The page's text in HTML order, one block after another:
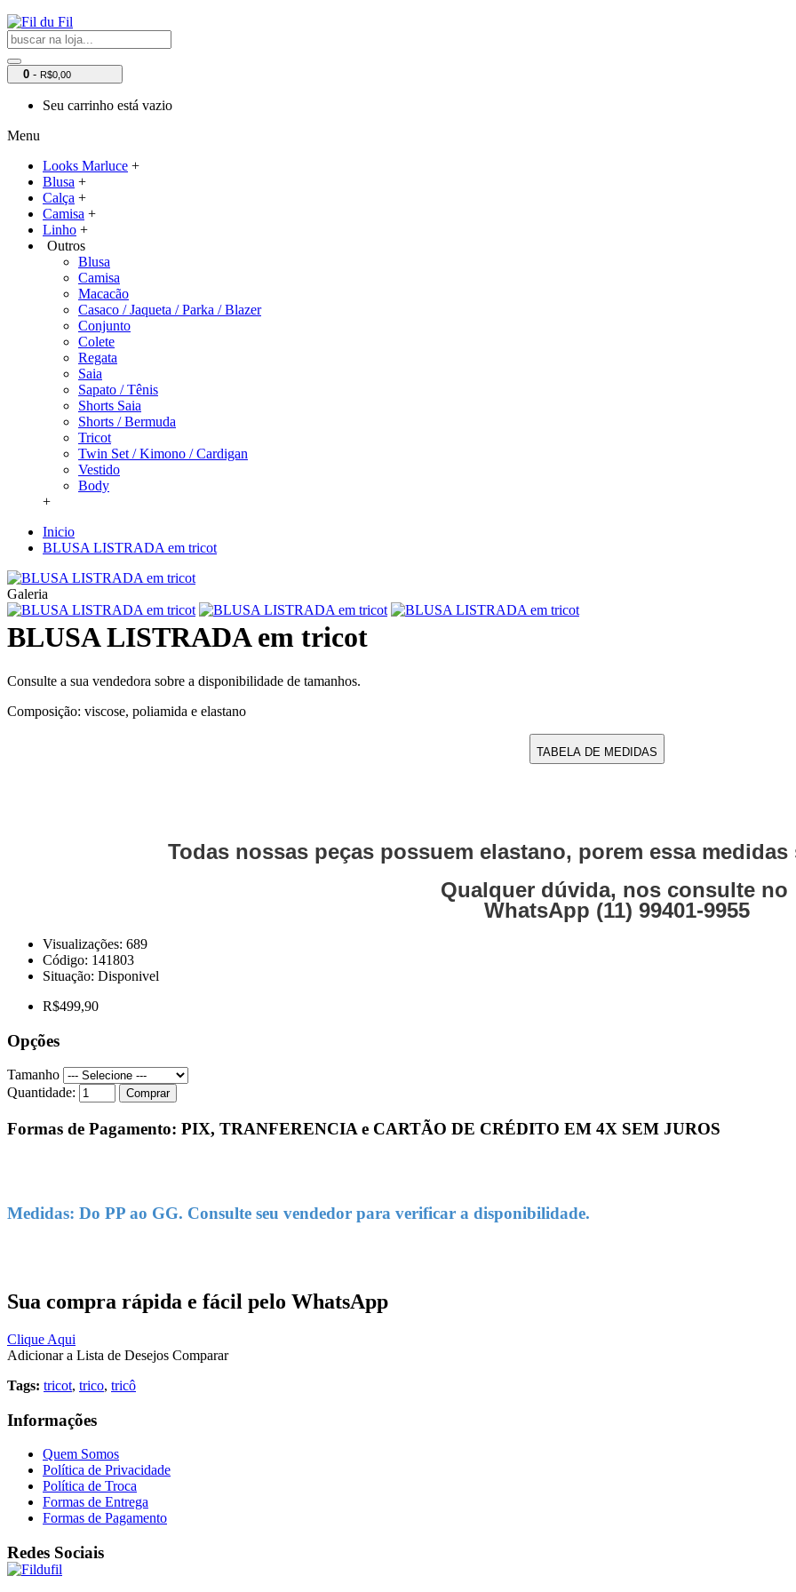
0 - R$0,00
Seu carrinho está vazio
Menu
Looks Marluce +
Blusa +
Calça +
Camisa +
Linho +
Outros
Blusa
Camisa
Macacão
Casaco / Jaqueta / Parka / Blazer
Conjunto
Colete
Regata
Saia
Sapato / Tênis
Shorts Saia
Shorts / Bermuda
Tricot
Twin Set / Kimono / Cardigan
Vestido
Body
+
Inicio
BLUSA LISTRADA em tricot
Galeria
BLUSA LISTRADA em tricot
Consulte a sua vendedora sobre a disponibilidade de tamanhos.
Composição: viscose, poliamida e elastano
TABELA DE MEDIDAS
Todas nossas peças possuem elastano, porem essa
Qualquer dúvida, nos consulte no
WhatsApp (11) 99401-9955
Visualizações: 689
Código: 141803
Situação: Disponivel
R$499,90
Opções
Tamanho
Quantidade:
Comprar
Formas de Pagamento: PIX, TRANFERENCIA e CARTÃO DE CRÉDITO EM 4X SEM JUROS
Medidas: Do PP ao GG. Consulte seu vendedor para verificar a disponibilidade.
Sua compra rápida e fácil pelo WhatsApp
Clique Aqui
Adicionar a Lista de Desejos Comparar
Tags: tricot, trico, tricô
Informações
Quem Somos
Política de Privacidade
Política de Troca
Formas de Entrega
Formas de Pagamento
Redes Sociais